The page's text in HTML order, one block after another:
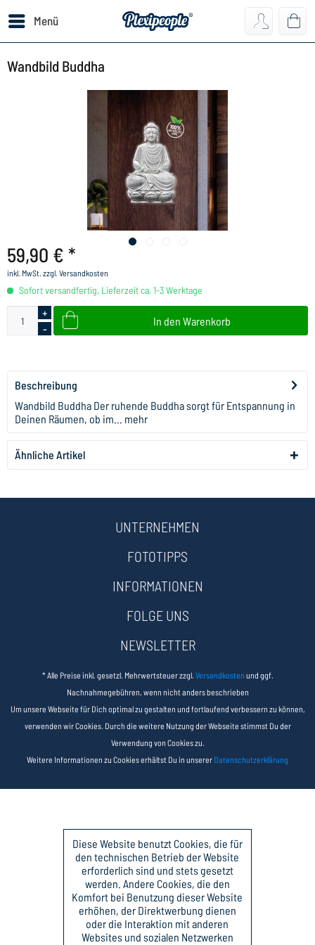
Menü
Wandbild Buddha
59,90 € *
inkl. MwSt. zzgl. Versandkosten
Sofort versandfertig, Lieferzeit ca. 1-3 Werktage
+
-
In den Warenkorb
Beschreibung
Wandbild Buddha Der ruhende Buddha sorgt für Entspannung in
Deinen Räumen, ob im... mehr
Ähnliche Artikel
UNTERNEHMEN
FOTOTIPPS
INFORMATIONEN
FOLGE UNS
NEWSLETTER
* Alle Preise inkl. gesetzl. Mehrwertsteuer zzgl. Versandkosten und ggf.
Nachnahmegebühren, wenn nicht anders beschrieben
Um unsere Webseite für Dich optimal zu gestalten und fortlaufend verbessern zu können,
verwenden wir Cookies. Durch die weitere Nutzung der Webseite stimmst Du der
Verwendung von Cookies zu.
Weitere Informationen zu Cookies erhältst Du in unserer Datenschutzerklärung
Diese Website benutzt Cookies, die für
den technischen Betrieb der Website
erforderlich sind und stets gesetzt
werden. Andere Cookies, die den
Komfort bei Benutzung dieser Website
erhöhen, der Direktwerbung dienen
oder die Interaktion mit anderen
Websites und sozialen Netzwerken